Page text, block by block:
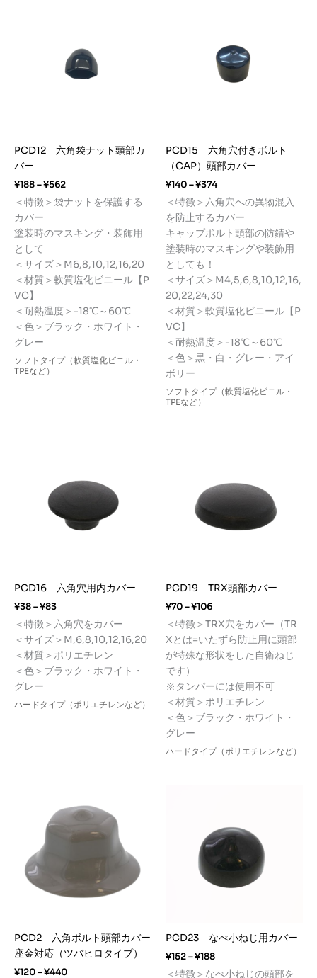
PCD12 六角袋ナット頭部カ
バー
¥188–¥562価
帯:
–
¥562
＜特徴＞袋ナットを保護する
カバー
塗装時のマスキング・装飾用
として
＜サイズ＞M6,8,10,12,16,20
＜材質＞軟質塩化ビニール【P
VC】
＜耐熱温度＞-18℃～60℃
＜色＞ブラック・ホワイト・
グレー
ソフトタイプ（軟質塩化ビニル・
TPEなど）
PCD15 六角穴付きボルト
（CAP）頭部カバー
¥140–¥374価
格
帯:
¥140
–
¥374
＜特徴＞六角穴への異物混入
を防止するカバー
キャップボルト頭部の防錆や
塗装時のマスキングや装飾用
としても！
＜サイズ＞M4,5,6,8,10,12,16,
20,22,24,30
＜材質＞軟質塩化ビニール【P
VC】
＜耐熱温度＞-18℃～60℃
＜色＞黒・白・グレー・アイ
ボリー
ソフトタイプ（軟質塩化ビニル・
TPEなど）
PCD16 六角穴用内カバー
¥38–¥83価
格
帯:
¥38
–
¥83
＜特徴＞六角穴をカバー
＜サイズ＞M,6,8,10,12,16,20
＜材質＞ポリエチレン
＜色＞ブラック・ホワイト・
グレー
ハードタイプ（ポリエチレンなど）
PCD19 TRX頭部カバー
¥70–¥106価
格
帯:
¥70
–
¥106
＜特徴＞TRX穴をカバー（TR
Xとは=いたずら防止用に頭部
が特殊な形状をした自衛ねじ
です）
※タンパーには使用不可
＜材質＞ポリエチレン
＜色＞ブラック・ホワイト・
グレー
ハードタイプ（ポリエチレンなど）
PCD2 六角ボルト頭部カバー
座金対応（ツバヒロタイプ）
¥120–¥440価
PCD23 なべ小ねじ用カバー
¥152–¥188価
＜特徴＞なべ小ねじの頭部を